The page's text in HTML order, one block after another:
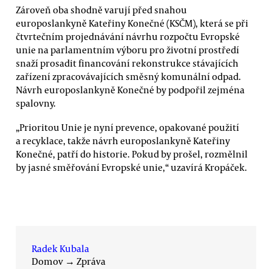
Zároveň oba shodně varují před snahou
europoslankyně Kateřiny Konečné (KSČM), která se při
čtvrtečním projednávání návrhu rozpočtu Evropské
unie na parlamentním výboru pro životní prostředí
snaží prosadit financování rekonstrukce stávajících
zařízení zpracovávajících směsný komunální odpad.
Návrh europoslankyně Konečné by podpořil zejména
spalovny.
„Prioritou Unie je nyní prevence, opakované použití
a recyklace, takže návrh europoslankyně Kateřiny
Konečné, patří do historie. Pokud by prošel, rozmělnil
by jasné směřování Evropské unie,“ uzavírá Kropáček.
Radek Kubala
Domov → Zpráva